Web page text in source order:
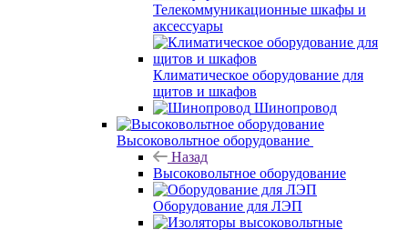
Телекоммуникационные шкафы и
аксессуары
Климатическое оборудование для
щитов и шкафов
Шинопровод
Высоковольтное оборудование
Назад
Высоковольтное оборудование
Оборудование для ЛЭП